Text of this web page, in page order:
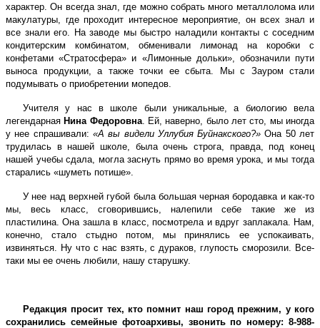
характер. Он всегда знал, где можно собрать много металлолома или
макулатуры, где проходит интересное мероприятие, он всех знал и
все знали его. На заводе мы быстро наладили контакты с соседним
кондитерским комбинатом, обменивали лимонад на коробки с
конфетами «Стратосфера» и «Лимонные дольки», обозначили пути
выноса продукции, а также точки ее сбыта. Мы с Зауром стали
подумывать о приобретении мопедов.
Учителя у нас в школе были уникальные, а биологию вела
легендарная Нина Федоровна. Ей, наверно, было лет сто, мы иногда
у нее спрашивали: «А вы видели Уллубия Буйнакского?» Она 50 лет
трудилась в нашей школе, была очень строга, правда, под конец
нашей учебы сдала, могла заснуть прямо во время урока, и мы тогда
старались «шуметь потише».
У нее над верхней губой была большая черная бородавка и как-то
мы, весь класс, сговорившись, налепили себе такие же из
пластилина. Она зашла в класс, посмотрела и вдруг заплакала. Нам,
конечно, стало стыдно потом, мы принялись ее успокаивать,
извиняться. Ну что с нас взять, с дураков, глупость сморозили. Все-
таки мы ее очень любили, нашу старушку.
Редакция просит тех, кто помнит наш город прежним, у кого
сохранились семейные фотоархивы, звонить по номеру: 8-988-